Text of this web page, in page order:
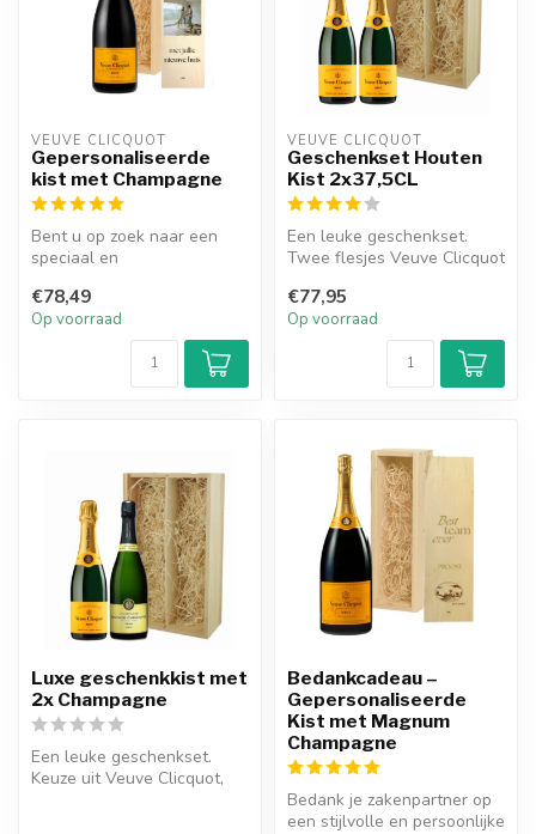
VEUVE CLICQUOT
Gepersonaliseerde
kist met Champagne
Bent u op zoek naar een
speciaal en
voor iemand die gek ...
€78,49
Op voorraad
VEUVE CLICQUOT
Geschenkset Houten
Kist 2x37,5CL
Een leuke geschenkset.
Twee flesjes Veuve Clicquot
hout...
€77,95
Op voorraad
Luxe geschenkkist met
2x Champagne
Een leuke geschenkset.
Keuze uit Veuve Clicquot,
Bedankcadeau –
Gepersonaliseerde
Kist met Magnum
Champagne
Bedank je zakenpartner op
een stijlvolle en persoonlijke